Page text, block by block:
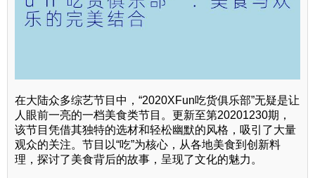
在大陆众多综艺节目中，“2020XFun吃货俱乐部”无疑是让
人眼前一亮的一档美食类节目。更新至第20201230期，
该节目凭借其独特的选材和轻松幽默的风格，吸引了大量
观众的关注。节目以“吃”为核心，从各地美食到创新料
理，探讨了美食背后的故事，呈现了文化的魅力。